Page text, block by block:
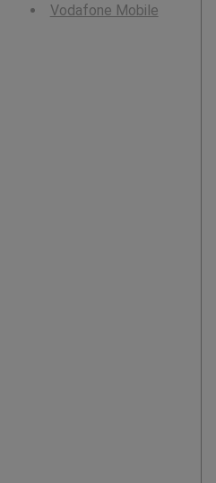
Vodafone Mobile